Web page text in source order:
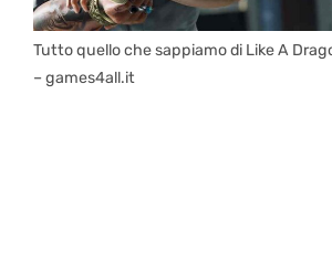
Tutto quello che sappiamo di Like A
– games4all.it